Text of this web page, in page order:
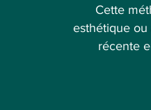
Cette
esthétique ou
récente